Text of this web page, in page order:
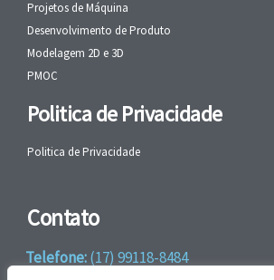
Projetos de Máquina
Desenvolvimento de Produto
Modelagem 2D e 3D
PMOC
Politica de Privacidade
Politica de Privacidade
Contato
Telefone:(17) 99118-8484